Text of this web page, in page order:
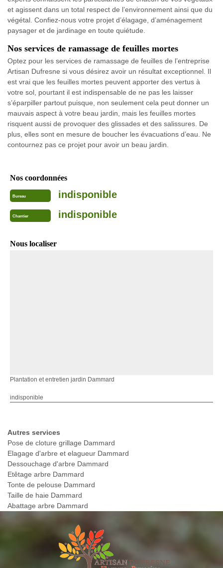
et agissent dans un total respect de l’environnement ainsi que du
végétal. Confiez-nous votre projet d’élagage, d’aménagement
paysager et de jardinage en toute quiétude.
Nos services de ramassage de feuilles mortes
Optez pour les services de ramassage de feuilles de l’entreprise
Artisan Dufresne si vous désirez avoir un résultat exceptionnel. Il
est vrai que les feuilles mortes peuvent apporter des vertus à
votre sol, pourtant il est indispensable de ne pas les laisser
s’éparpiller partout puisque, non seulement cela peut donner un
mauvais aspect à votre beau jardin, mais les feuilles mortes
risquent aussi de provoquer des glissades et des salissures. De
plus, elles sont en mesure de boucher les évacuations d’eau. Ne
contournez pas ce projet pour avoir un beau jardin.
Nos coordonnées
Bureau indisponible
Chantier indisponible
Nous localiser
Plantation et entretien jardin Dammard
indisponible
Autres services
Pose de cloture grillage Dammard
Elagage d'arbre et elagueur Dammard
Dessouchage d'arbre Dammard
Etêtage arbre Dammard
Tonte de pelouse Dammard
Taille de haie Dammard
Abattage arbre Dammard